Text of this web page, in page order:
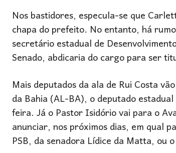
Nos bastidores, especula-se que
chapa do prefeito. No entanto, há
secretário estadual de
Senado, abdicaria do cargo para ser
Mais deputados da ala de Rui Costa
da Bahia (AL-BA), o deputado
feira. Já o Pastor Isidório vai para o
anunciar, nos próximos dias, em qual
PSB, da senadora Lídice da Matta, ou